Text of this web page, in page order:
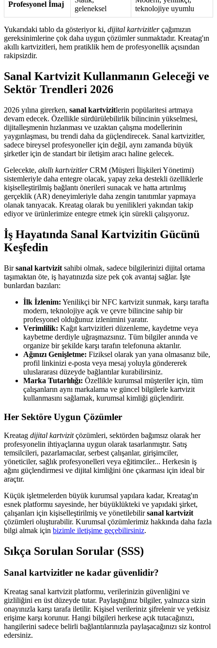
Profesyonel İmaj
geleneksel
teknolojiye uyumlu
Yukarıdaki tablo da gösteriyor ki, dijital kartvizitlerçağımızın
gereksinimlerine çok daha uygun çözümler sunmaktadır. Kreatag'ın
akıllı kartvizitleri, hem pratiklik hem de profesyonellik açısından
rakipsizdir.
Sanal Kartvizit Kullanmanın Geleceği ve
Sektör Trendleri 2026
2026 yılına girerken, sanal kartvizitlerin popülaritesi artmaya
devam edecek. Özellikle sürdürülebilirlik bilincinin yükselmesi,
dijitalleşmenin hızlanması ve uzaktan çalışma modellerinin
yaygınlaşması, bu trendi daha da güçlendirecek. Sanal kartvizitler,
sadece bireysel profesyoneller için değil, aynı zamanda büyük
şirketler için de standart bir iletişim aracı haline gelecek.
Gelecekte, akıllı kartvizitlerCRM (Müşteri İlişkileri Yönetimi)
sistemleriyle daha entegre olacak, yapay zeka destekli özelliklerle
kişiselleştirilmiş bağlantı önerileri sunacak ve hatta artırılmış
gerçeklik (AR) deneyimleriyle daha zengin tanıtımlar yapmaya
olanak tanıyacak. Kreatag olarak bu yenilikleri yakından takip
ediyor ve ürünlerimize entegre etmek için sürekli çalışıyoruz.
İş Hayatında Sanal Kartvizitin Gücünü
Keşfedin
Birsanal kartvizit sahibi olmak, sadece bilgilerinizi dijital ortama
taşımaktan öte, iş hayatınızda size pek çok avantaj sağlar. İşte
bunlardan bazıları:
İlk İzlenim: Yenilikçi bir NFC kartvizit sunmak, karşı tarafta
modern, teknolojiye açık ve çevre bilincine sahip bir
profesyonel olduğunuz izlenimini yaratır.
Verimlilik: Kağıt kartvizitleri düzenleme, kaydetme veya
kaybetme derdiyle uğraşmazsınız. Tüm bilgiler anında ve
organize bir şekilde karşı tarafın telefonuna aktarılır.
Ağınızı Genişletme: Fiziksel olarak yan yana olmasanız bile,
profil linkinizi e-posta veya mesaj yoluyla göndererek
uluslararası düzeyde bağlantılar kurabilirsiniz.
Marka Tutarlılığı: Özellikle kurumsal müşteriler için, tüm
çalışanların aynı markalama ve güncel bilgilerle kartvizit
kullanmasını sağlamak, kurumsal kimliği güçlendirir.
Her Sektöre Uygun Çözümler
Kreatag dijital kartvizitçözümleri, sektörden bağımsız olarak her
profesyonelin ihtiyaçlarına uygun olarak tasarlanmıştır. Satış
temsilcileri, pazarlamacılar, serbest çalışanlar, girişimciler,
yöneticiler, sağlık profesyonelleri veya eğitimciler... Herkesin iş
ağını güçlendirmesi ve dijital kimliğini öne çıkarması için ideal bir
araçtır.
Küçük işletmelerden büyük kurumsal yapılara kadar, Kreatag'ın
esnek platformu sayesinde, her büyüklükteki ve yapıdaki şirket,
çalışanları için kişiselleştirilmiş ve yönetilebilirsanal kartvizit
çözümleri oluşturabilir. Kurumsal çözümlerimiz hakkında daha fazla
bilgi almak için bizimle iletişime geçebilirsiniz.
Sıkça Sorulan Sorular (SSS)
Sanal kartvizitler ne kadar güvenlidir?
Kreatag sanal kartvizit platformu, verilerinizin güvenliğini ve
gizliliğini en üst düzeyde tutar. Paylaştığınız bilgiler, yalnızca sizin
onayınızla karşı tarafa iletilir. Kişisel verileriniz şifrelenir ve yetkisiz
erişime karşı korunur. Hangi bilgileri herkese açık tutacağınızı,
hangilerini sadece belirli bağlantılarınızla paylaşacağınızı siz kontrol
edersiniz.